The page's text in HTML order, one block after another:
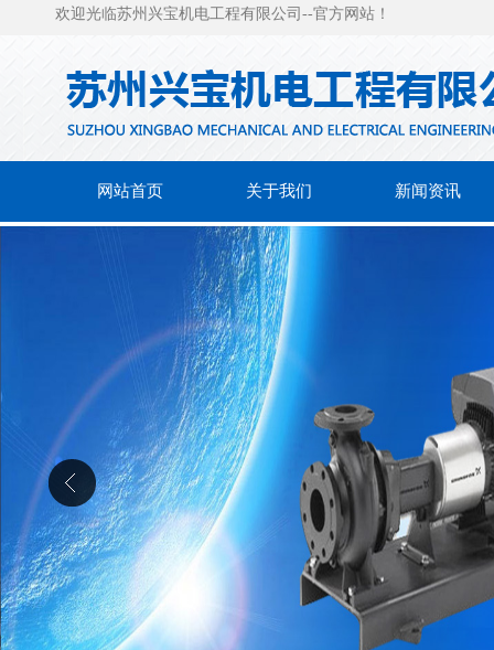
欢迎光临苏州兴宝机电工程有限公司--官方网站！
网站首页 关于我们 新闻资讯